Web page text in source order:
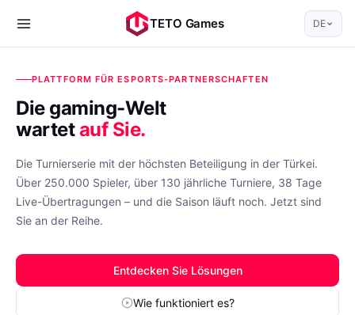
TETO Games DE
PLATTFORM FÜR ESPORTS-PARTNERSCHAFTEN
Die gaming-Welt
wartetauf Sie.
Die Turnierserie mit der höchsten Beteiligung in der Türkei.
Über 250.000 Spieler, über 130 jährliche Turniere, 38 Tage
Live-Übertragungen – und die Saison läuft noch. Jetzt sind
Sie an der Reihe.
Entdecken Sie Lösungen
Wie funktioniert es?